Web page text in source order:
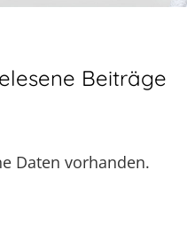
Beiträge
Daten vorhanden.